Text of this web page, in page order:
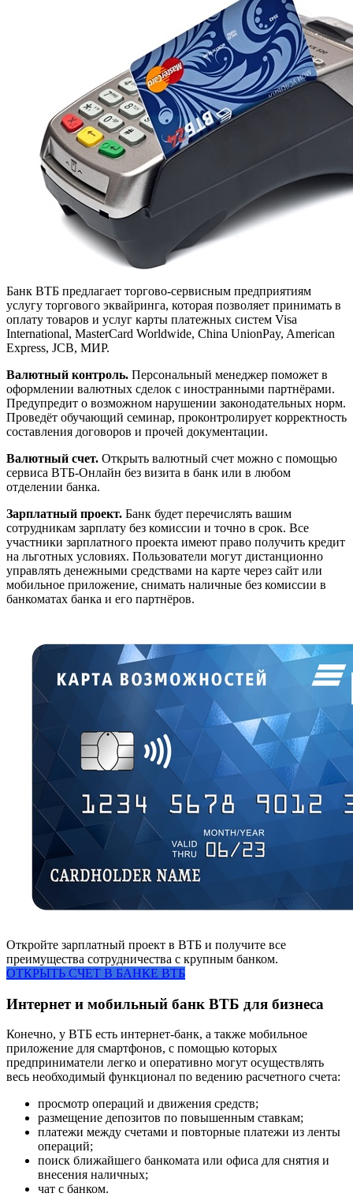
Банк ВТБ предлагает торгово-сервисным предприятиям
услугу торгового эквайринга, которая позволяет принимать в
оплату товаров и услуг карты платежных систем Visa
International, MasterCard Worldwide, China UnionPay, American
Express, JCB, МИР.
Валютный контроль. Персональный менеджер поможет в
оформлении валютных сделок с иностранными партнёрами.
Предупредит о возможном нарушении законодательных норм.
Проведёт обучающий семинар, проконтролирует корректность
составления договоров и прочей документации.
Валютный счет. Открыть валютный счет можно с помощью
сервиса ВТБ-Онлайн без визита в банк или в любом
отделении банка.
Зарплатный проект. Банк будет перечислять вашим
сотрудникам зарплату без комиссии и точно в срок. Все
участники зарплатного проекта имеют право получить кредит
на льготных условиях. Пользователи могут дистанционно
управлять денежными средствами на карте через сайт или
мобильное приложение, снимать наличные без комиссии в
банкоматах банка и его партнёров.
Откройте зарплатный проект в ВТБ и получите все
преимущества сотрудничества с крупным банком.
ОТКРЫТЬ СЧЕТ В БАНКЕ ВТБ
Интернет и мобильный банк ВТБ для бизнеса
Конечно, у ВТБ есть интернет-банк, а также мобильное
приложение для смартфонов, с помощью которых
предприниматели легко и оперативно могут осуществлять
весь необходимый функционал по ведению расчетного счета:
просмотр операций и движения средств;
размещение депозитов по повышенным ставкам;
платежи между счетами и повторные платежи из ленты
операций;
поиск ближайшего банкомата или офиса для снятия и
внесения наличных;
чат с банком.